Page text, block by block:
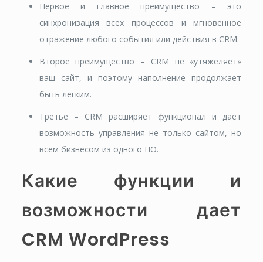
Первое и главное преимущество – это
синхронизация всех процессов и мгновенное
отражение любого события или действия в CRM.
Второе преимущество – CRM не «утяжеляет»
ваш сайт, и поэтому наполнение продолжает
быть легким.
Третье – CRM расширяет функционал и дает
возможность управления не только сайтом, но
всем бизнесом из одного ПО.
Какие функции и
возможности дает
CRM WordPress